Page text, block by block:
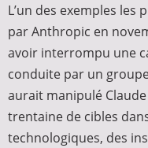
L’un des exemples
par Anthropic en
avoir interrompu une
conduite par un
aurait manipulé
trentaine de cibles
technologiques, des